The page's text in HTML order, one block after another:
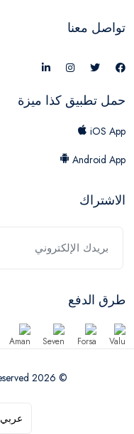
تواصل معنا
حمل تطبيق كذا ميزة
iOS App
Android App
الاشتراك
طرق الدفع
© 2026 Kza Meeza. All Rights Reserved
عربي